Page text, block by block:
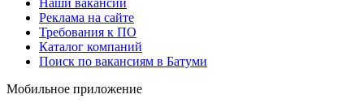
Реклама на сайте
Требования к ПО
Каталог компаний
Поиск по вакансиям в Батуми
Мобильное приложение